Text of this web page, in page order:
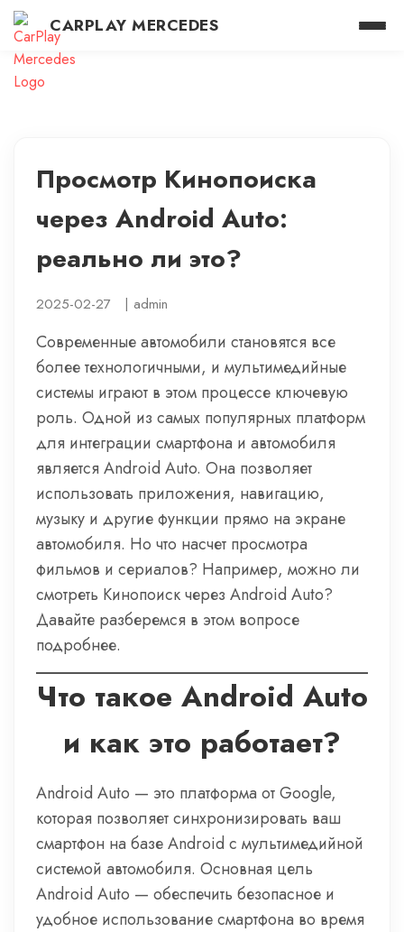
CARPLAY MERCEDES
Просмотр Кинопоиска
через Android Auto:
реально ли это?
2025-02-27 | admin
Современные автомобили становятся все
более технологичными, и мультимедийные
системы играют в этом процессе ключевую
роль. Одной из самых популярных платформ
для интеграции смартфона и автомобиля
является Android Auto. Она позволяет
использовать приложения, навигацию,
музыку и другие функции прямо на экране
автомобиля. Но что насчет просмотра
фильмов и сериалов? Например, можно ли
смотреть Кинопоиск через Android Auto?
Давайте разберемся в этом вопросе
подробнее.
Что такое Android Auto
и как это работает?
Android Auto — это платформа от Google,
которая позволяет синхронизировать ваш
смартфон на базе Android с мультимедийной
системой автомобиля. Основная цель
Android Auto — обеспечить безопасное и
удобное использование смартфона во время